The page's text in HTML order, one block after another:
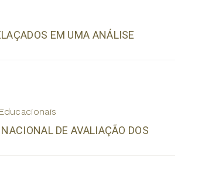
EM UMA ANÁLISE
DE AVALIAÇÃO DOS